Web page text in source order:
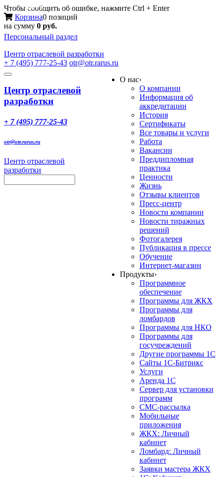
Чтобы сообщить об ошибке, нажмите Ctrl + Enter
Корзина0 позиций
на сумму 0 руб.
Персональный раздел
Центр отраслевой разработки
+ 7 (495) 777-25-43 otr@otr.rarus.ru
Toggle
Меню
Центр отраслевой
разработки
+ 7 (495) 777-25-43
otr@otr.rarus.ru
Центр отраслевой
разработки
О нас›
О компании
Информация об
аккредитации
История
Сертификаты
Все товары и услуги
Работа
Вакансии
Преддипломная
практика
Ценности
Жизнь
Отзывы клиентов
Пресс-центр
Новости компании
Новости тиражных
решений
Фотогалерея
Публикация в прессе
Обучение
Интернет-магазин
Продукты›
Программное
обеспечение
Программы для ЖКХ
Программы для
ломбардов
Программы для НКО
Программы для
госучреждений
Другие программы 1С
Сайты 1С-Битрикс
Услуги
Аренда 1С
Сервер для установки
программ
СМС-рассылка
Мобильные
приложения
ЖКХ: Личный
кабинет
Ломбард: Личный
кабинет
Заявки мастера ЖКХ